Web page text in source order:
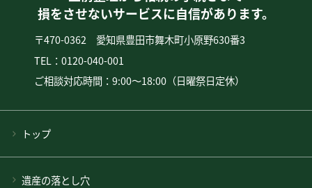
損をさせないサービスに自信があります。
〒470-0362 愛知県豊田市舞木町小原野630番3
TEL：0120-040-001
ご相談対応時間：9:00〜18:00（日曜祭日定休）
トップ
遺産の落とし穴